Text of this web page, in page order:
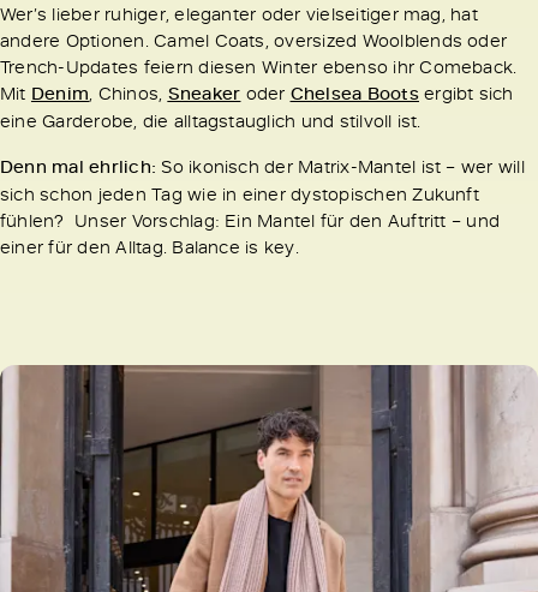
Wer’s lieber ruhiger, eleganter oder vielseitiger mag, hat
andere Optionen. Camel Coats, oversized Woolblends oder
Trench-Updates feiern diesen Winter ebenso ihr Comeback.
Mit Denim, Chinos, Sneaker oder Chelsea Bootsergibt sich
eine Garderobe, die alltagstauglich und stilvoll ist.
Denn mal ehrlich: So ikonisch der Matrix-Mantel ist – wer will
sich schon jeden Tag wie in einer dystopischen Zukunft
fühlen? Unser Vorschlag: Ein Mantel für den Auftritt – und
einer für den Alltag. Balance is key.